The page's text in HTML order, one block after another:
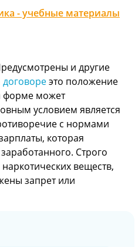
- учебные материалы
и другие
договореэто положение
форме может
условием является
с нормами
которая
Строго
веществ,
запрет или